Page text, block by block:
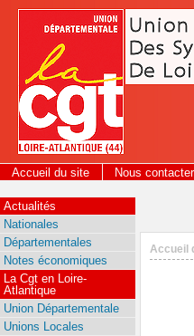
Panneau de gestion des cookies
Accueil du site Nous contacter
Accueil
Actualités
Nationales
Départementales
Notes économiques
La Cgt en Loire-
Atlantique
Union Départementale
Unions Locales